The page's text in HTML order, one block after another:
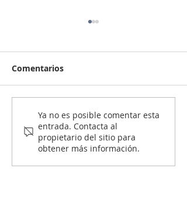
¿Es mejor arrendar o
comprar vivienda en
Colombia en 2026?
Comentarios
Ya no es posible comentar esta
entrada. Contacta al
propietario del sitio para
obtener más información.